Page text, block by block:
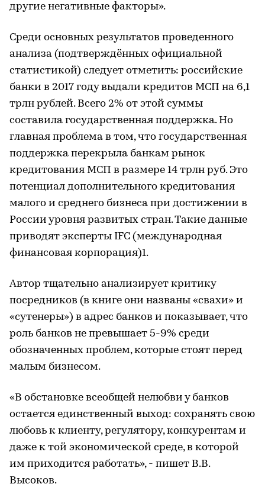
другие негативные факторы».
Среди основных результатов проведенного
анализа (подтверждённых официальной
статистикой) следует отметить: российские
банки в 2017 году выдали кредитов МСП на 6,1
трлн рублей. Всего 2% от этой суммы
составила государственная поддержка. Но
главная проблема в том, что государственная
поддержка перекрыла банкам рынок
кредитования МСП в размере 14 трлн руб. Это
потенциал дополнительного кредитования
малого и среднего бизнеса при достижении в
России уровня развитых стран. Такие данные
приводят эксперты IFC (международная
финансовая корпорация)1.
Автор тщательно анализирует критику
посредников (в книге они названы «свахи» и
«сутенеры») в адрес банков и показывает, что
роль банков не превышает 5-9% среди
обозначенных проблем, которые стоят перед
малым бизнесом.
«В обстановке всеобщей нелюбви у банков
остается единственный выход: сохранять свою
любовь к клиенту, регулятору, конкурентам и
даже к той экономической среде, в которой
им приходится работать», - пишет В.В.
Высоков.